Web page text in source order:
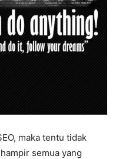
maka tentu tidak
semua yang